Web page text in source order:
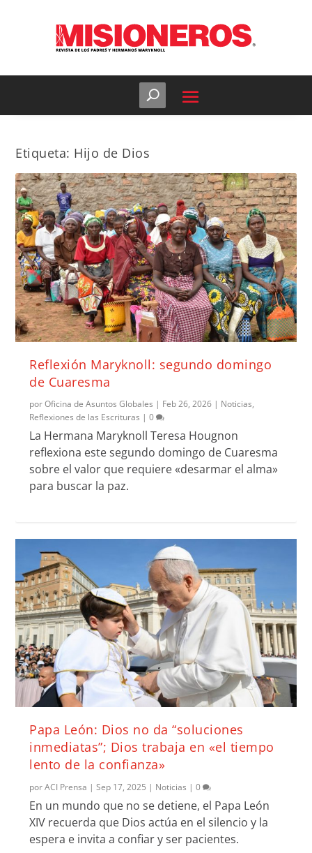
Etiqueta: Hijo de Dios
Reflexión Maryknoll: segundo domingo
de Cuaresma
porOficina de Asuntos Globales | Feb 26, 2026 | Noticias,
Reflexiones de las Escrituras |0
La Hermana Maryknoll Teresa Hougnon
reflexiona este segundo domingo de Cuaresma
sobre el valor que requiere «desarmar el alma»
para buscar la paz.
Papa León: Dios no da “soluciones
inmediatas”; Dios trabaja en «el tiempo
lento de la confianza»
porACI Prensa |Sep 17, 2025 | Noticias |0
En un mundo que no se detiene, el Papa León
XIV recuerda que Dios actúa en el silencio y la
espera e invita a confiar y ser pacientes.